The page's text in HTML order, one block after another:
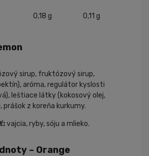
0,18 g 0,11 g
sirup, fruktózový sirup,
aróma, regulátor kyslosti
leštiace látky (kokosový olej,
prášok z koreňa kurkumy.
vajcia, ryby, sóju a mlieko.
– Orange